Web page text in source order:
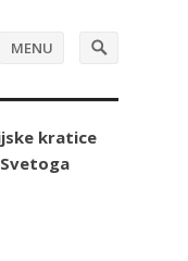
MENU
kratice